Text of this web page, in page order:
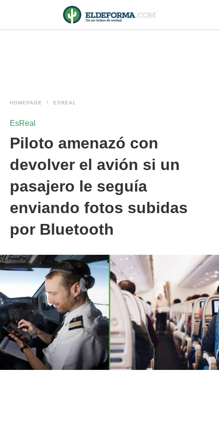
HOMEPAGE ESREAL
EsReal
Piloto amenazó con
devolver el avión si un
pasajero le seguía
enviando fotos subidas
por Bluetooth